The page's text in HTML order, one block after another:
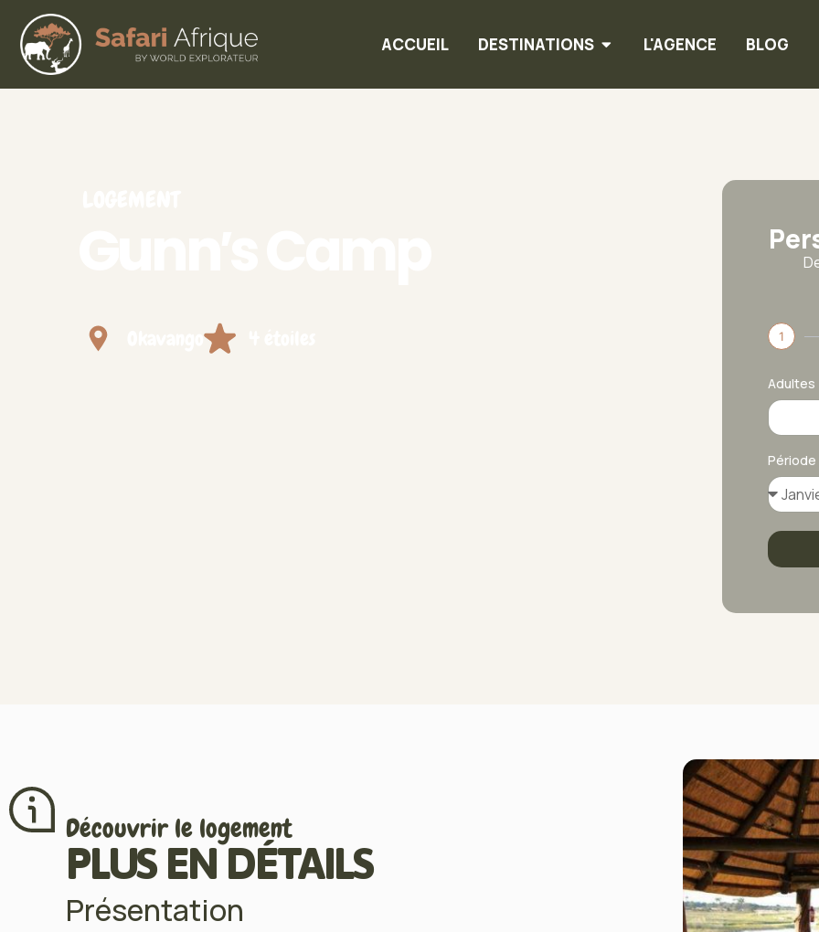
ACCUEIL DESTINATIONS L'AGENCE BLOG
1
Adultes
Découvrir le logement
PLUS EN DÉTAILS
Présentation